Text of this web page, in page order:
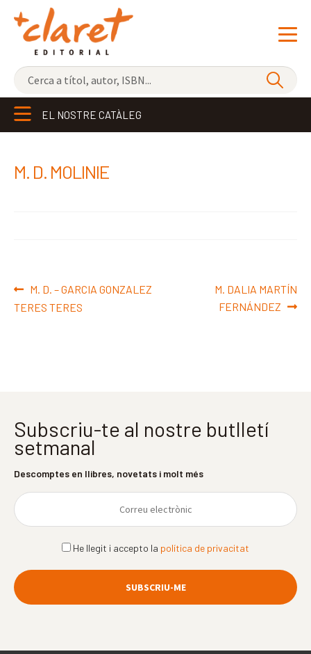
NOVETATS
ELS MÉS VENUTS
EL NOSTRE CATÀLEG
M. D. MOLINIE
Navegació
d'entrades
Entrada
anterior:
M. D. – GARCIA GONZALEZ
TERES TERES
Pròxima
entrada:
M. DALIA MARTÍN
FERNÁNDEZ
Subscriu-te al nostre butlletí
setmanal
Descomptes en llibres, novetats i molt més
He llegit i accepto la política de privacitat